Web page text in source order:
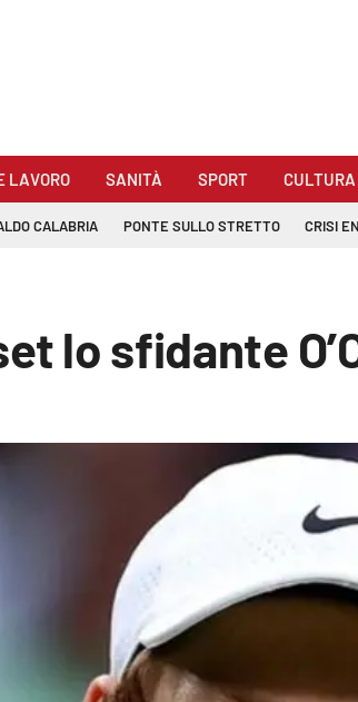
LAVORO SANITÀ SPORT CULTURA
CALABRIA PONTE SULLO STRETTO CRISI
lo sfidante